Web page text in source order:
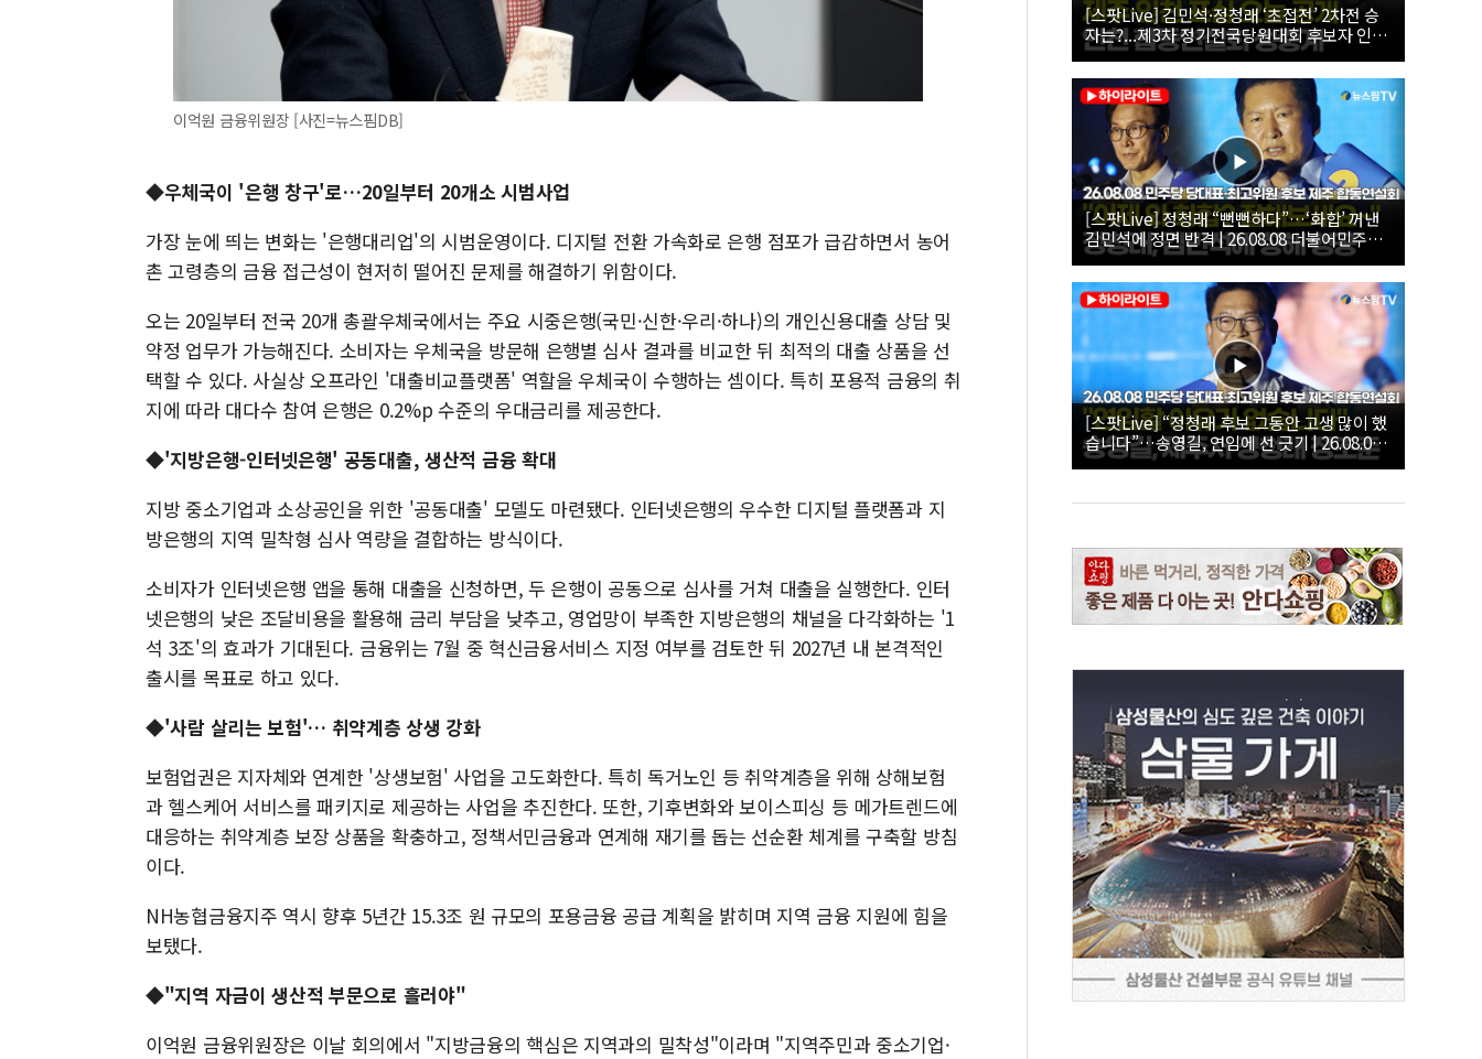
이억원 금융위원장 [사진=뉴스핌DB]
◆우체국이 '은행 창구'로…20일부터 20개소 시범사업
가장 눈에 띄는 변화는 '은행대리업'의 시범운영이다. 디지털 전환 가속화로 은행 점포가 급감하면서 농어
촌 고령층의 금융 접근성이 현저히 떨어진 문제를 해결하기 위함이다.
오는 20일부터 전국 20개 총괄우체국에서는 주요 시중은행(국민·신한·우리·하나)의 개인신용대출 상담 및
약정 업무가 가능해진다. 소비자는 우체국을 방문해 은행별 심사 결과를 비교한 뒤 최적의 대출 상품을 선
택할 수 있다. 사실상 오프라인 '대출비교플랫폼' 역할을 우체국이 수행하는 셈이다. 특히 포용적 금융의 취
지에 따라 대다수 참여 은행은 0.2%p 수준의 우대금리를 제공한다.
◆'지방은행-인터넷은행' 공동대출, 생산적 금융 확대
지방 중소기업과 소상공인을 위한 '공동대출' 모델도 마련됐다. 인터넷은행의 우수한 디지털 플랫폼과 지
방은행의 지역 밀착형 심사 역량을 결합하는 방식이다.
소비자가 인터넷은행 앱을 통해 대출을 신청하면, 두 은행이 공동으로 심사를 거쳐 대출을 실행한다. 인터
넷은행의 낮은 조달비용을 활용해 금리 부담을 낮추고, 영업망이 부족한 지방은행의 채널을 다각화하는 '1
석 3조'의 효과가 기대된다. 금융위는 7월 중 혁신금융서비스 지정 여부를 검토한 뒤 2027년 내 본격적인
출시를 목표로 하고 있다.
◆'사람 살리는 보험'… 취약계층 상생 강화
보험업권은 지자체와 연계한 '상생보험' 사업을 고도화한다. 특히 독거노인 등 취약계층을 위해 상해보험
과 헬스케어 서비스를 패키지로 제공하는 사업을 추진한다. 또한, 기후변화와 보이스피싱 등 메가트렌드에
대응하는 취약계층 보장 상품을 확충하고, 정책서민금융과 연계해 재기를 돕는 선순환 체계를 구축할 방침
이다.
NH농협금융지주 역시 향후 5년간 15.3조 원 규모의 포용금융 공급 계획을 밝히며 지역 금융 지원에 힘을
보탰다.
◆"지역 자금이 생산적 부문으로 흘러야"
이억원 금융위원장은 이날 회의에서 "지방금융의 핵심은 지역과의 밀착성"이라며 "지역주민과 중소기업·
[스팟Live] 김민석·정청래 ‘초접전’ 2차전 승
자는?...제3차 정기전국당원대회 후보자 인천
합동연설회 생중계 | 26.08.08
[스팟Live] 정청래 “뻔뻔하다”…‘화합’ 꺼낸
김민석에 정면 반격 | 26.08.08 더불어민주당
당대표·최고위원 후보 제주 합동연설회
[스팟Live] “정청래 후보 그동안 고생 많이 했
습니다”…송영길, 연임에 선 긋기 | 26.08.08
더불어민주당 당대표·최고위원 후보 제주 합